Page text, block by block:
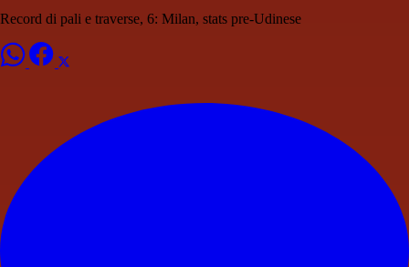
Record di pali e traverse, 6: Milan, stats pre-Udinese